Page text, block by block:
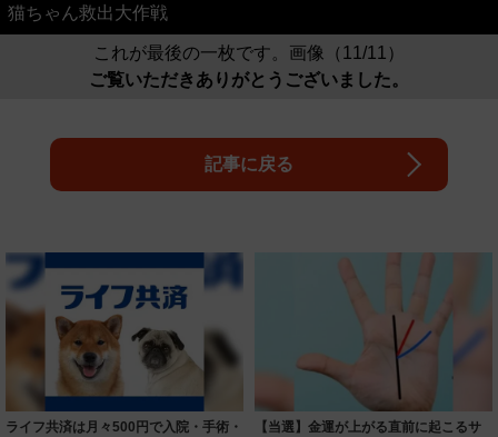
猫ちゃん救出大作戦
これが最後の一枚です。画像（11/11）
ご覧いただきありがとうございました。
記事に戻る
ライフ共済は月々500円で入院・手術・
【当選】金運が上がる直前に起こるサ